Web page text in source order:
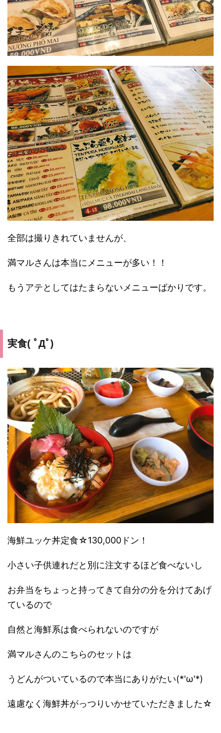
全部は撮りきれていませんが、
満マルさんは本当にメニューが多い！！
もうアテとしてはたまらないメニューばかりです。
実食( ﾟДﾟ)
海鮮ユッケ丼定食☆130,000ドン！
小さい子供連れだと別に注文するほど食べないし
お弁当をちょっと持ってきて自分の分を分けてあげ
ているので
自然と海鮮系は食べられないのですが
満マルさんのこちらのセットは
うどんがついているので本当にありがたい(*'ω'*)
遠慮なく海鮮丼がっつりいかせていただきました☆